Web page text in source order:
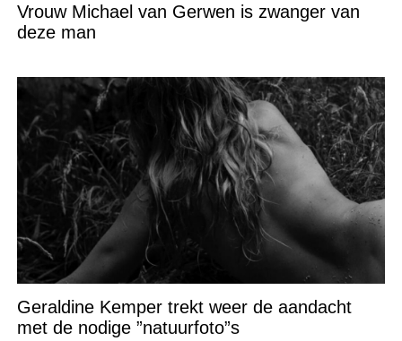
Vrouw Michael van Gerwen is zwanger van
deze man
Geraldine Kemper trekt weer de aandacht
met de nodige ”natuurfoto”s